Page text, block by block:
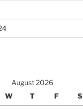
August 2026
W T F S